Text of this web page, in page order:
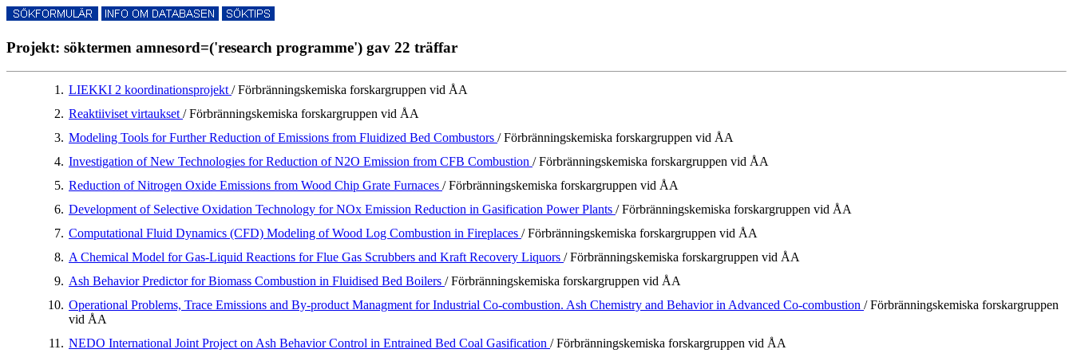
Projekt: söktermen amnesord=('research programme') gav 22 träffar
1. LIEKKI 2 koordinationsprojekt/ Förbränningskemiska forskargruppen vid ÅA
2. Reaktiiviset virtaukset/ Förbränningskemiska forskargruppen vid ÅA
3. Modeling Tools for Further Reduction of Emissions from Fluidized Bed Combustors / Förbränningskemiska forskargruppen vid ÅA
4. Investigation of New Technologies for Reduction of N2O Emission from CFB Combustion / Förbränningskemiska forskargruppen vid ÅA
5. Reduction of Nitrogen Oxide Emissions from Wood Chip Grate Furnaces / Förbränningskemiska forskargruppen vid ÅA
6. Development of Selective Oxidation Technology for NOx Emission Reduction in Gasification Power Plants / Förbränningskemiska forskargruppen vid ÅA
7. Computational Fluid Dynamics (CFD) Modeling of Wood Log Combustion in Fireplaces / Förbränningskemiska forskargruppen vid ÅA
8. A Chemical Model for Gas-Liquid Reactions for Flue Gas Scrubbers and Kraft Recovery Liquors / Förbränningskemiska forskargruppen vid ÅA
9. Ash Behavior Predictor for Biomass Combustion in Fluidised Bed Boilers / Förbränningskemiska forskargruppen vid ÅA
10. Operational Problems, Trace Emissions and By-product Managment for Industrial Co-combustion. Ash Chemistry and Behavior in Advanced Co-combustion / Förbränningskemiska forskargruppen
vid ÅA
11. NEDO International Joint Project on Ash Behavior Control in Entrained Bed Coal Gasification / Förbränningskemiska forskargruppen vid ÅA